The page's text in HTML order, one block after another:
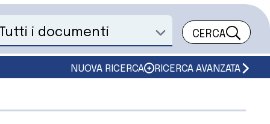
un documento CERCA
NUOVA RICERCA RICERCA AVANZATA